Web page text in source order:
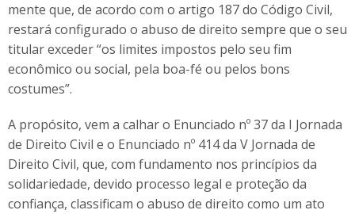
mente que, de acordo com o artigo 187 do Código Civil,
restará configurado o abuso de direito sempre que o seu
titular exceder “os limites impostos pelo seu fim
econômico ou social, pela boa-fé ou pelos bons
costumes”.
A propósito, vem a calhar o Enunciado nº 37 da I Jornada
de Direito Civil e o Enunciado nº 414 da V Jornada de
Direito Civil, que, com fundamento nos princípios da
solidariedade, devido processo legal e proteção da
confiança, classificam o abuso de direito como um ato